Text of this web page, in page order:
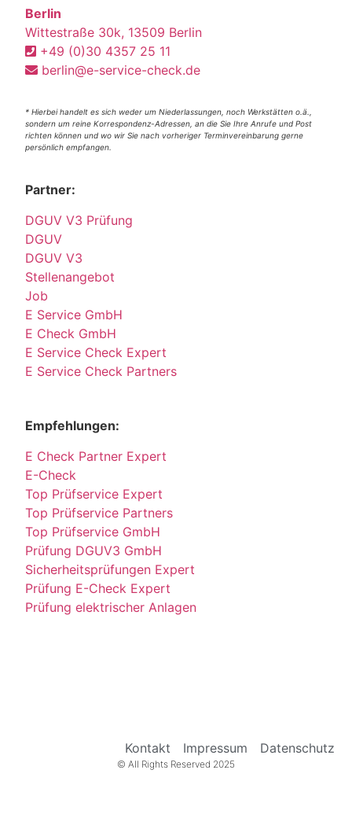
Berlin
Wittestraße 30k, 13509 Berlin
+49 (0)30 4357 25 11
berlin@e-service-check.de
* Hierbei handelt es sich weder um Niederlassungen, noch Werkstätten o.ä.,
sondern um reine Korrespondenz-Adressen, an die Sie Ihre Anrufe und Post
richten können und wo wir Sie nach vorheriger Terminvereinbarung gerne
persönlich empfangen.
Partner:
DGUV V3 Prüfung
DGUV
DGUV V3
Stellenangebot
Job
E Service GmbH
E Check GmbH
E Service Check Expert
E Service Check Partners
Empfehlungen:
E Check Partner Expert
E-Check
Top Prüfservice Expert
Top Prüfservice Partners
Top Prüfservice GmbH
Prüfung DGUV3 GmbH
Sicherheitsprüfungen Expert
Prüfung E-Check Expert
Prüfung elektrischer Anlagen
Kontakt Impressum Datenschutz
© All Rights Reserved 2025